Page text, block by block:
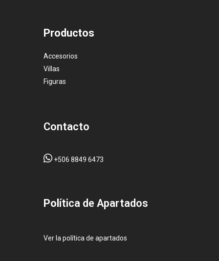
Productos
Accesorios
Villas
Figuras
Contacto
+506 8849 6473
Pol ítica de Apartados
Ver la política de apartados